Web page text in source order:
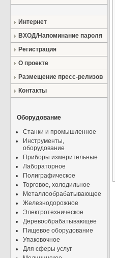
Интернет
ВХОД/Напоминание пароля
Регистрация
О проекте
Размещение пресс-релизов
Контакты
Оборудование
Станки и промышленное
Инструменты,
оборудование
Приборы измерительные
Лабораторное
Полиграфическое
Торговое, холодильное
Металлообрабатывающее
Железнодорожное
Электротехническое
Деревообрабатывающее
Пищевое оборудование
Упаковочное
Для сферы услуг